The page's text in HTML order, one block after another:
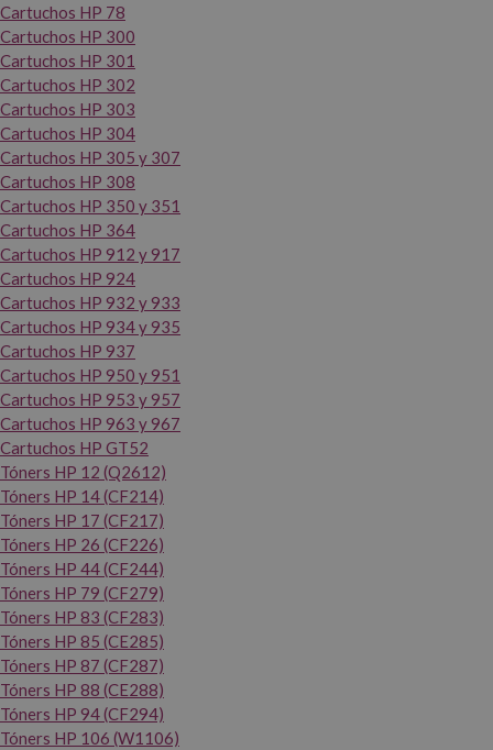
Cartuchos HP 78
Cartuchos HP 300
Cartuchos HP 301
Cartuchos HP 302
Cartuchos HP 303
Cartuchos HP 304
Cartuchos HP 305 y 307
Cartuchos HP 308
Cartuchos HP 350 y 351
Cartuchos HP 364
Cartuchos HP 912 y 917
Cartuchos HP 924
Cartuchos HP 932 y 933
Cartuchos HP 934 y 935
Cartuchos HP 937
Cartuchos HP 950 y 951
Cartuchos HP 953 y 957
Cartuchos HP 963 y 967
Cartuchos HP GT52
Tóners HP 12 (Q2612)
Tóners HP 14 (CF214)
Tóners HP 17 (CF217)
Tóners HP 26 (CF226)
Tóners HP 44 (CF244)
Tóners HP 79 (CF279)
Tóners HP 83 (CF283)
Tóners HP 85 (CE285)
Tóners HP 87 (CF287)
Tóners HP 88 (CE288)
Tóners HP 94 (CF294)
Tóners HP 106 (W1106)